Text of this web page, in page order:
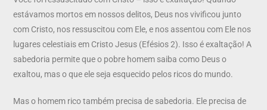
estávamos mortos em nossos delitos, Deus nos vivificou junto
com Cristo, nos ressuscitou com Ele, e nos assentou com Ele nos
lugares celestiais em Cristo Jesus (Efésios 2). Isso é exaltação! A
sabedoria permite que o pobre homem saiba como Deus o
exaltou, mas o que ele seja esquecido pelos ricos do mundo.
Mas o homem rico também precisa de sabedoria. Ele precisa de